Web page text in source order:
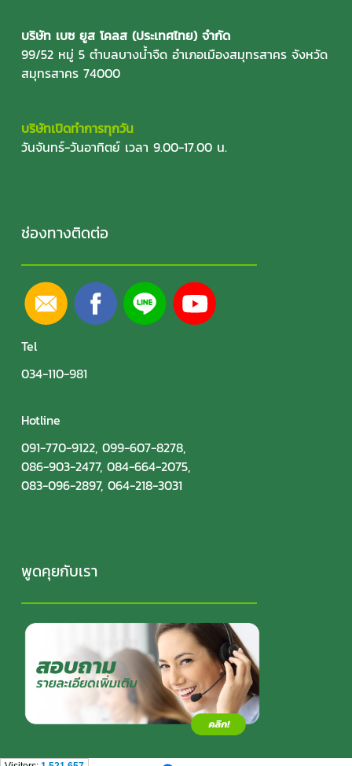
บริษัท เบซ ยูส โคลส (ประเทศไทย) จำกัด
99/52 หมู่ 5 ตำบลบางน้ำจืด อำเภอเมืองสมุทรสาคร จังหวัด
สมุทรสาคร 74000
บริษัทเปิดทำการทุกวัน
วันจันทร์-วันอาทิตย์ เวลา 9.00-17.00 น.
ช่องทางติดต่อ
Tel
034-110-981
Hotline
091-770-9122, 099-607-8278,
086-903-2477, 084-664-2075,
083-096-2897, 064-218-3031
พูดคุยกับเรา